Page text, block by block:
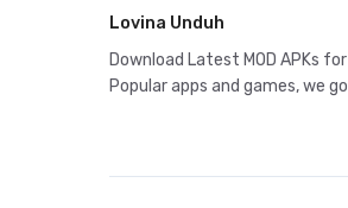
Lovina Unduh
Download Latest MOD APKs
Popular apps and games, we